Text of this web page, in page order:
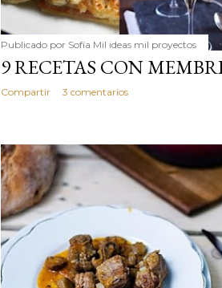
Publicado por Sofía Mil ideas mil proyectos
9 RECETAS CON
Compartir 3 comentarios